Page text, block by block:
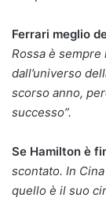
Ferrari meglio
Rossa è
dall’universo
scorso anno,
successo”.
Se Hamilton è
scontato. In
quello è il suo